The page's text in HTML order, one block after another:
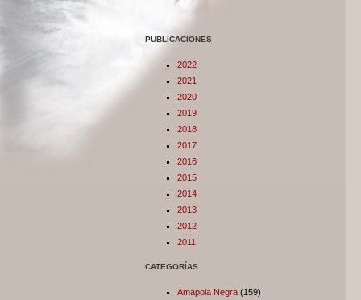
PUBLICACIONES
2022
2021
2020
2019
2018
2017
2016
2015
2014
2013
2012
2011
CATEGORÍAS
Amapola Negra (159)